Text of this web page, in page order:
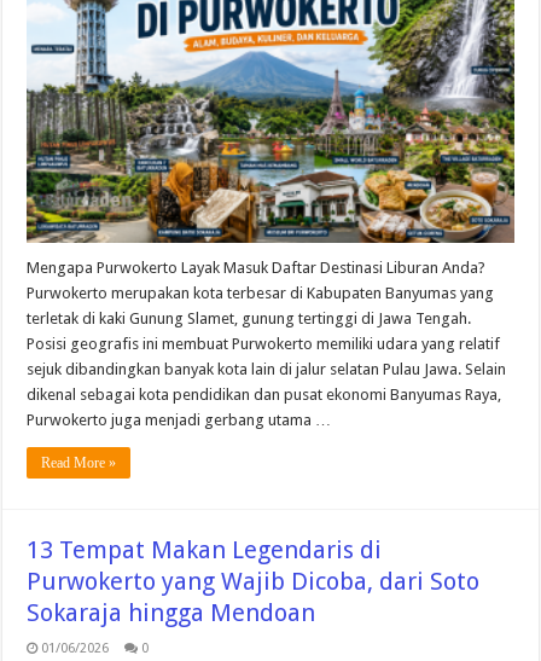
Mengapa Purwokerto Layak Masuk Daftar Destinasi Liburan Anda?
Purwokerto merupakan kota terbesar di Kabupaten Banyumas yang
terletak di kaki Gunung Slamet, gunung tertinggi di Jawa Tengah.
Posisi geografis ini membuat Purwokerto memiliki udara yang relatif
sejuk dibandingkan banyak kota lain di jalur selatan Pulau Jawa. Selain
dikenal sebagai kota pendidikan dan pusat ekonomi Banyumas Raya,
Purwokerto juga menjadi gerbang utama …
Read More »
13 Tempat Makan Legendaris di
Purwokerto yang Wajib Dicoba, dari Soto
Sokaraja hingga Mendoan
01/06/2026 0